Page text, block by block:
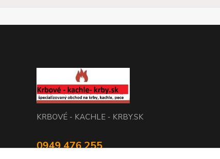
KRBOVÉ - KACHLE - KRBY.SK
0949 476 255